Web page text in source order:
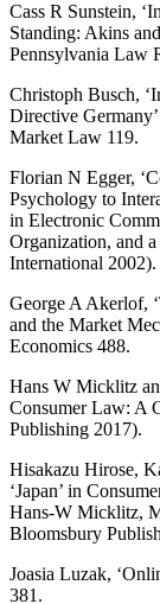
Cass R Sunstein,
Standing: Akins
Pennsylvania Law
Christoph Busch,
Directive
Market Law 119.
Florian N Egger,
Psychology to
in Electronic
Organization, and
International 2002).
George A Akerlof,
and the Market
Economics 488.
Hans W Micklitz
Consumer Law: A
Publishing 2017).
Hisakazu Hirose,
‘Japan’ in
Hans-W Micklitz,
Bloomsbury
Joasia Luzak,
381.